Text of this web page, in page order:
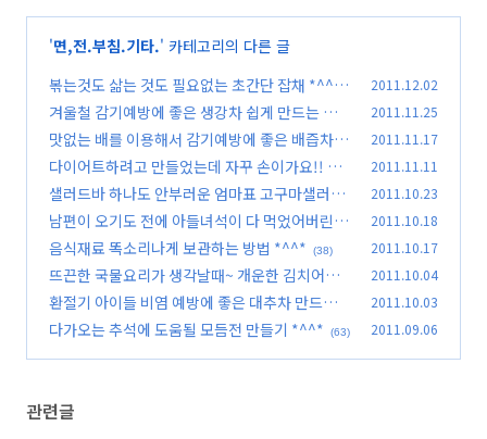
'면,전.부침.기타.' 카테고리의 다른 글
볶는것도 삶는 것도 필요없는 초간단 잡채 *^^*
(67)
2011.12.02
겨울철 감기예방에 좋은 생강차 쉽게 만드는 법 *
^^* (59)
2011.11.25
맛없는 배를 이용해서 감기예방에 좋은 배즙차 만
들기~
(31)
2011.11.17
다이어트하려고 만들었는데 자꾸 손이가요!! 닭
가슴살숙주냉채 *^^*
(49)
2011.11.11
샐러드바 하나도 안부러운 엄마표 고구마샐러드
*^^*
(30)
2011.10.23
남편이 오기도 전에 아들녀석이 다 먹었어버린 더
덕부추장떡~ (68)
2011.10.18
음식재료 똑소리나게 보관하는 방법 *^^* (38) 2011.10.17
뜨끈한 국물요리가 생각날때~ 개운한 김치어묵
우동 *^^*
(61)
2011.10.04
환절기 아이들 비염 예방에 좋은 대추차 만드는
법*^^* (44)
2011.10.03
다가오는 추석에 도움될 모듬전 만들기 *^^* (63) 2011.09.06
관련글